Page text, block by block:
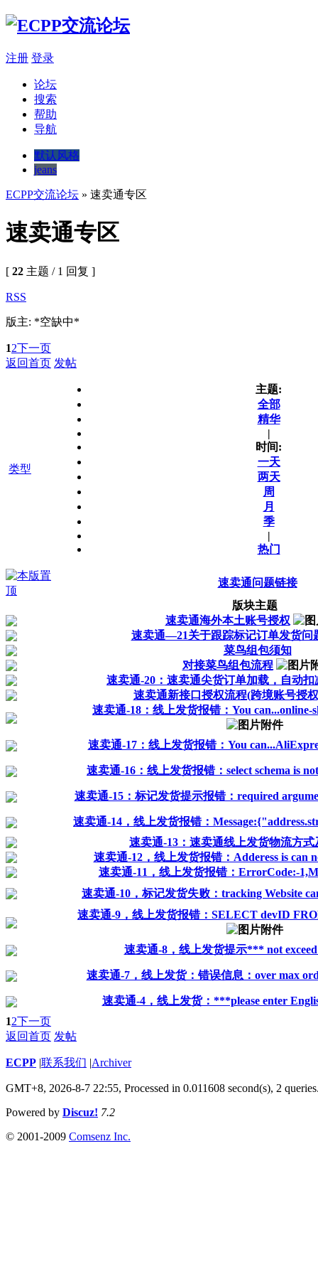
注册 登录
论坛
搜索
帮助
导航
默认风格
jeans
ECPP交流论坛 » 速卖通专区
速卖通专区
[ 22 主题 / 1 回复 ]
RSS
版主: *空缺中*
12下一页
返回首页 发帖
类型
主题:
全部
精华
|
时间:
一天
两天
周
月
季
|
热门
速卖通问题链接
版块主题
速卖通海外本土账号授权
速卖通—21关于跟踪标记订单发货问
菜鸟组包须知
对接菜鸟组包流程
速卖通-20：速卖通尖货订单加载，自动扣
速卖通新接口授权流程(跨境账号授
速卖通-18：线上发货报错：You can...online-
速卖通-17：线上发货报错：You
速卖通-16：线上发货报错：select schema is
速卖通-15：标记发货提示报错：required
速卖通-14，线上发货报错：
速卖通-13：速卖通线上发货物流方式
速卖通-12，线上发货报错：Adderess is can
速卖通-11，线上发货报错：ErrorCode:-
速卖通-10，标记发货失败：tracking Website
速卖通-9，线上发货报错：SELECT devID
速卖通-8，线上发货提示*** not exceed
速卖通-7，线上发货：错误信息：over max
速卖通-4，线上发货：***please enter
12下一页
返回首页 发帖
ECPP |联系我们 |Archiver
GMT+8, 2026-8-7 22:55, Processed in 0.011608 second(s), 2 queries
Powered by Discuz! 7.2
© 2001-2009 Comsenz Inc.